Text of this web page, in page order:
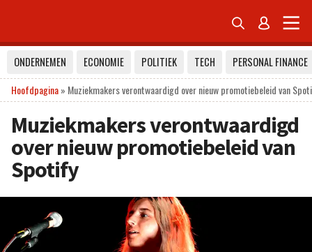
 
ONDERNEMEN ECONOMIE POLITIEK TECH
PERSONAL FINANCE
Hoofdpagina» Muziekmakers verontwaardigd over nieuw promotiebeleid van
Muziekmakers verontwaardigd
over nieuw promotiebeleid van
Spotify